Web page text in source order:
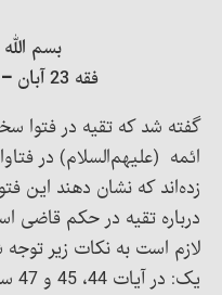
بسم
فقه 23 آبان – تقیه در حکم قاضی
گفته شد که تقیه در فتوا
ائمه (علیهم‌السلام) در
زده‌اند که نشان دهند این
درباره تقیه در حکم
لازم است به نکات زیر